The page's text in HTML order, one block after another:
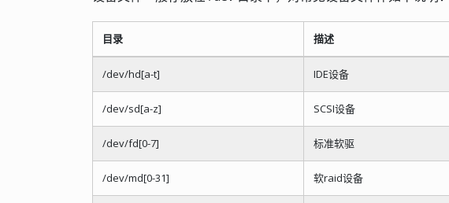
目录 描述
/dev/hd[a-t] IDE设备
/dev/sd[a-z] SCSI设备
/dev/fd[0-7] 标准软驱
/dev/md[0-31] 软raid设备